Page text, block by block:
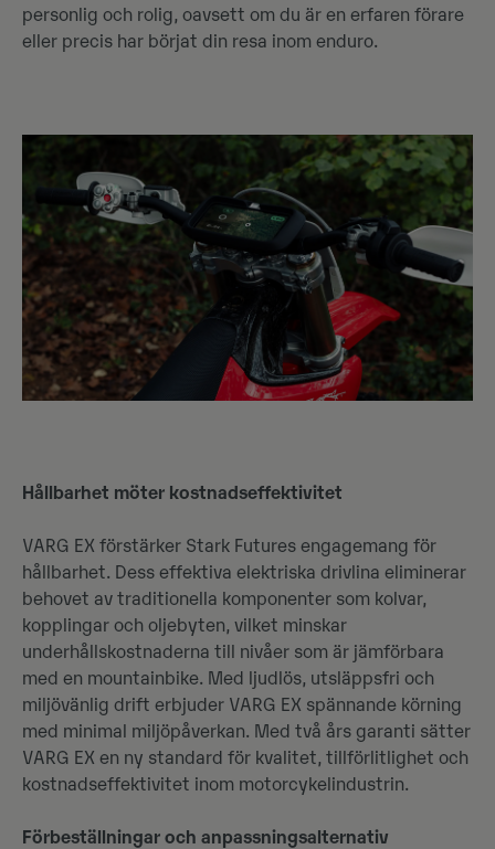
personlig och rolig, oavsett om du är en erfaren förare
eller precis har börjat din resa inom enduro.
Hållbarhet möter kostnadseffektivitet
VARG EX förstärker Stark Futures engagemang för
hållbarhet. Dess effektiva elektriska drivlina eliminerar
behovet av traditionella komponenter som kolvar,
kopplingar och oljebyten, vilket minskar
underhållskostnaderna till nivåer som är jämförbara
med en mountainbike. Med ljudlös, utsläppsfri och
miljövänlig drift erbjuder VARG EX spännande körning
med minimal miljöpåverkan. Med två års garanti sätter
VARG EX en ny standard för kvalitet, tillförlitlighet och
kostnadseffektivitet inom motorcykelindustrin.
Förbeställningar och anpassningsalternativ